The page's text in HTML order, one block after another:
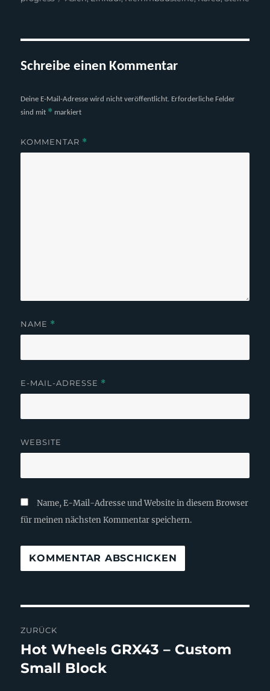
Schreibe einen Kommentar
Deine E-Mail-Adresse wird nicht veröffentlicht. Erforderliche Felder
sind mit * markiert
KOMMENTAR *
NAME *
E-MAIL-ADRESSE *
WEBSITE
Name, E-Mail-Adresse und Website in diesem Browser
für meinen nächsten Kommentar speichern.
ZURÜCK
Vorheriger
Beitrag:
Hot Wheels GRX43 – Custom
Small Block